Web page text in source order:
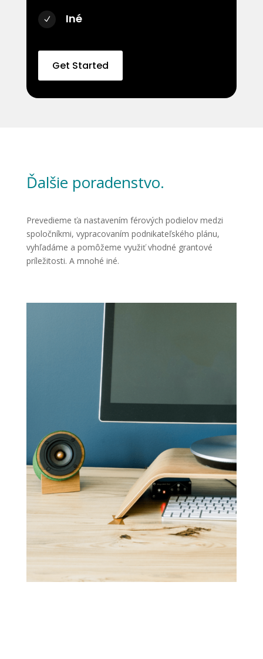
N Iné
Get Started
Ďalšie poradenstvo.
Prevedieme ťa nastavením férových podielov medzi
spoločníkmi, vypracovaním podnikateľského plánu,
vyhľadáme a pomôžeme využiť vhodné grantové
príležitosti. A mnohé iné.